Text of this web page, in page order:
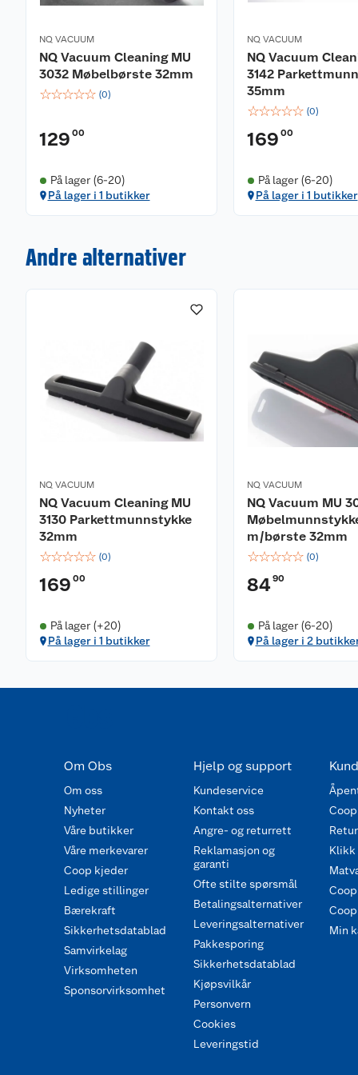
NQ VACUUM
NQ Vacuum Cleaning MU
3032 Møbelbørste 32mm
☆☆☆☆☆ (0)
129 00
På lager (6-20)
På lager i 1 butikker
NQ VACUUM
NQ Vacuum
3142
35mm
☆☆☆☆☆ (0)
169 00
På lager (6-20)
På lager i 1 butikker
Andre alternativer
NQ VACUUM
NQ Vacuum Cleaning MU
3130 Parkettmunnstykke
32mm
☆☆☆☆☆ (0)
169 00
På lager (+20)
På lager i 1 butikker
NQ VACUUM
NQ Vacuum MU
m/børste 32mm
☆☆☆☆☆ (0)
8490
På lager (6-20)
På lager i 2
Om Obs
Om oss
Nyheter
Våre butikker
Våre merkevarer
Coop kjeder
Ledige stillinger
Bærekraft
Sikkerhetsdatablad
Samvirkelag
Virksomheten
Sponsorvirksomhet
Hjelp og support
Kundeservice
Kontakt oss
Angre- og returrett
Reklamasjon og
garanti
Ofte stilte spørsmål
Betalingsalternativer
Leveringsalternativer
Pakkesporing
Sikkerhetsdatablad
Kjøpsvilkår
Personvern
Cookies
Leveringstid
Klikk
Min